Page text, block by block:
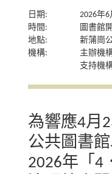
日期:
2026年
時間:
圖書館
地點:
新蒲崗
機構:
主辦機
支持機
為響應4月
公共圖書
2026年「4